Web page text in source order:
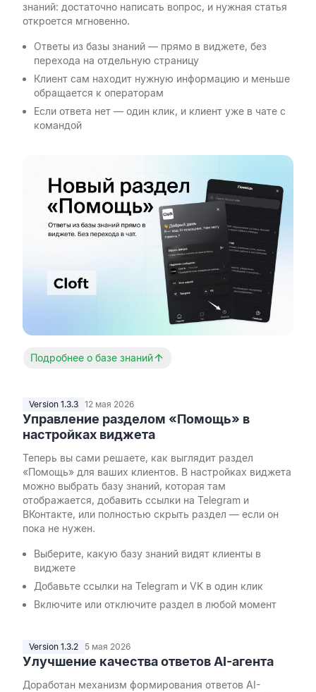
знаний: достаточно написать вопрос, и нужная статья
откроется мгновенно.
Ответы из базы знаний — прямо в виджете, без
перехода на отдельную страницу
Клиент сам находит нужную информацию и меньше
обращается к операторам
Если ответа нет — один клик, и клиент уже в чате с
командой
Подробнее о базе знаний
Version 1.3.3 12 мая 2026
Управление разделом «Помощь» в
настройках виджета
Теперь вы сами решаете, как выглядит раздел
«Помощь» для ваших клиентов. В настройках виджета
можно выбрать базу знаний, которая там
отображается, добавить ссылки на Telegram и
ВКонтакте, или полностью скрыть раздел — если он
пока не нужен.
Выберите, какую базу знаний видят клиенты в
виджете
Добавьте ссылки на Telegram и VK в один клик
Включите или отключите раздел в любой момент
Version 1.3.2 5 мая 2026
Улучшение качества ответов AI-агента
Доработан механизм формирования ответов AI-